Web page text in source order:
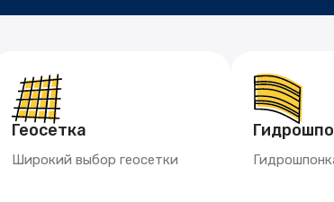
Геосетка
Широкий выбор геосетки